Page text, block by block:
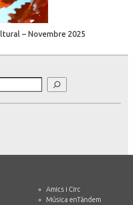
– Novembre 2025
Amics i Circ
Música enTàndem